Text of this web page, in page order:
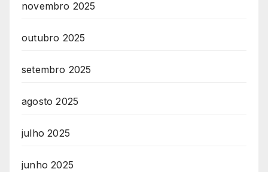
novembro 2025
outubro 2025
setembro 2025
agosto 2025
julho 2025
junho 2025